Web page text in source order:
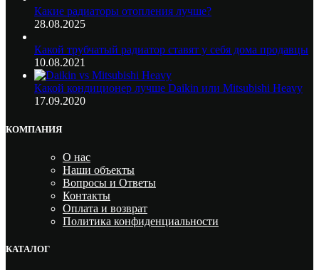
Какие радиаторы отопления лучше?
28.08.2025
Какой трубчатый радиатор ставят у себя дома продавцы
10.08.2021
Какой кондиционер лучше Daikin или Mitsubishi Heavy
17.09.2020
КОМПАНИЯ
О нас
Наши объекты
Вопросы и Ответы
Контакты
Оплата и возврат
Политика конфиденциальности
КАТАЛОГ